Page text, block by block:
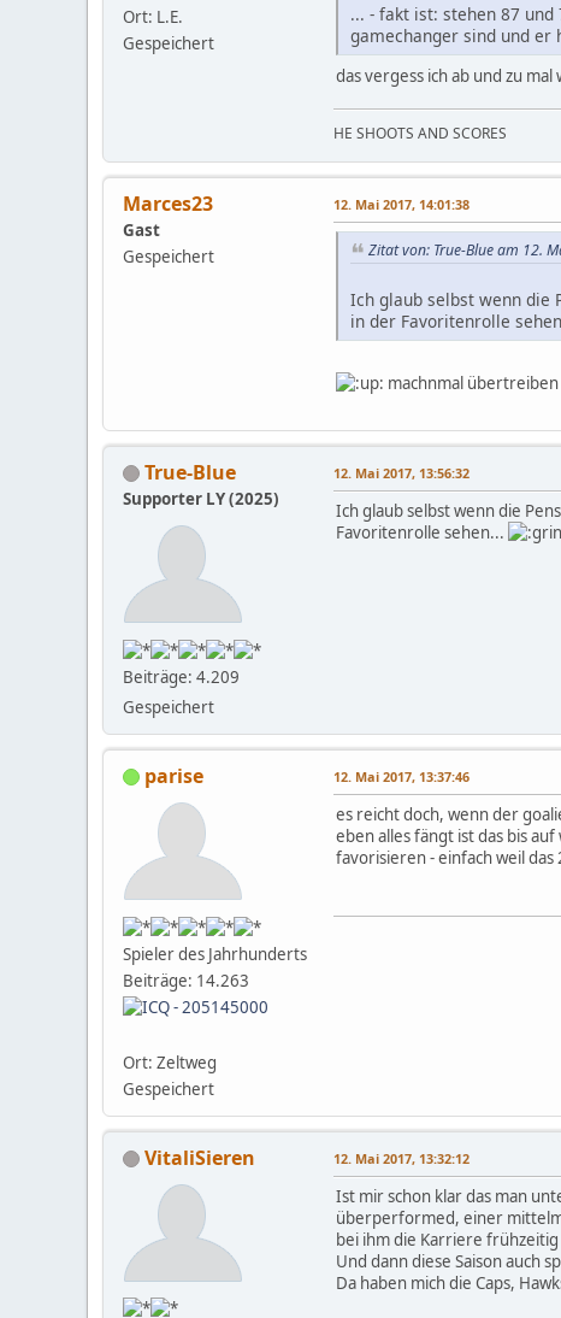
Ort: L.E.
Gespeichert
... - fakt ist: stehen 87
gamechanger sind und er
das vergess ich ab und zu mal
HE SHOOTS AND SCORES
Marces23
Gast
Gespeichert
12. Mai 2017, 14:01:38
Zitat von: True-Blue am 12.
Ich glaub selbst wenn die
in der Favoritenrolle
machnmal
True-Blue
Supporter LY (2025)
Beiträge: 4.209
Gespeichert
12. Mai 2017, 13:56:32
Ich glaub selbst wenn die
Favoritenrolle sehen...
parise
Spieler des Jahrhunderts
Beiträge: 14.263
Ort: Zeltweg
Gespeichert
12. Mai 2017, 13:37:46
es reicht doch, wenn der
eben alles fängt ist das bis
favorisieren - einfach weil
VitaliSieren 12. Mai 2017, 13:32:12
Ist mir schon klar das man
überperformed, einer
bei ihm die Karriere frühzeitig
Und dann diese Saison auch
Da haben mich die Caps,